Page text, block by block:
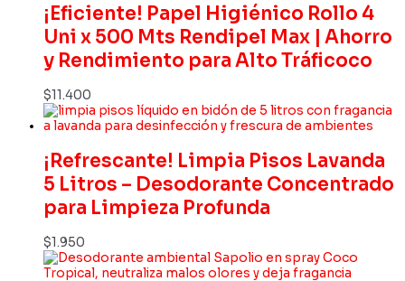
¡Eficiente! Papel Higiénico Rollo 4
Uni x 500 Mts Rendipel Max | Ahorro
y Rendimiento para Alto Tráficoco
$11.400
¡Refrescante! Limpia Pisos Lavanda
5 Litros – Desodorante Concentrado
para Limpieza Profunda
$1.950